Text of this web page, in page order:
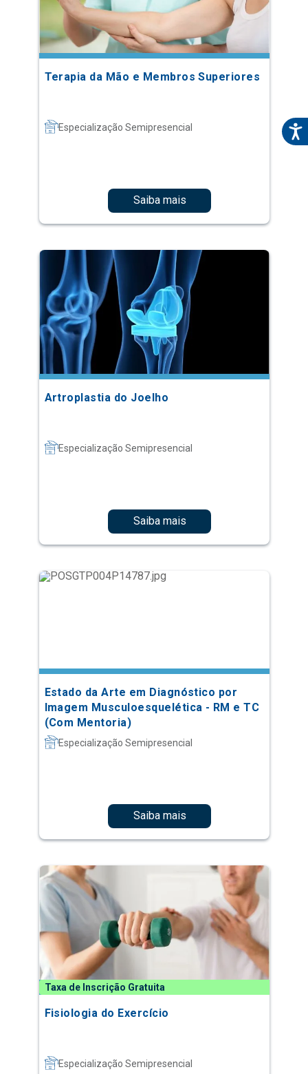
Terapia da Mão e Membros Superiores
Especialização Semipresencial
Saiba mais
Artroplastia do Joelho
Especialização Semipresencial
Saiba mais
Estado da Arte em Diagnóstico por
Imagem Musculoesquelética - RM e TC
(Com Mentoria)
Especialização Semipresencial
Saiba mais
Taxa de Inscrição Gratuita
Fisiologia do Exercício
Especialização Semipresencial